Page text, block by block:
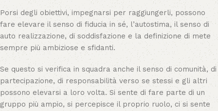
Porsi degli obiettivi, impegnarsi per raggiungerli, possono
fare elevare il senso di fiducia in sé, l’autostima, il senso di
auto realizzazione, di soddisfazione e la definizione di mete
sempre più ambiziose e sfidanti.
Se questo si verifica in squadra anche il senso di comunità, di
partecipazione, di responsabilità verso se stessi e gli altri
possono elevarsi a loro volta. Si sente di fare parte di un
gruppo più ampio, si percepisce il proprio ruolo, ci si sente